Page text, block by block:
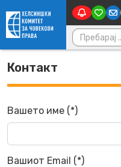
Skip to content
Контакт
Вашето име (*)
Вашиот Email (*)